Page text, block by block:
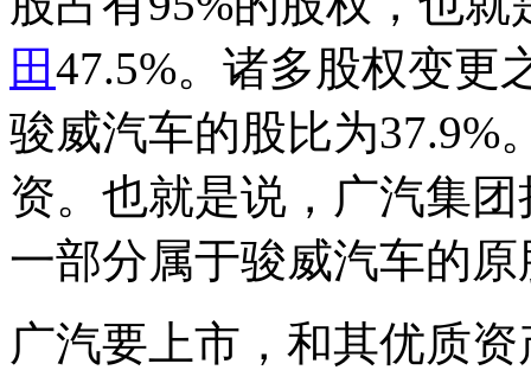
田 47.5%。诸多股权变更
骏威汽车的股比为37.9%
资。也就是说，广汽集团
一部分属于骏威汽车的原
广汽要上市，和其优质